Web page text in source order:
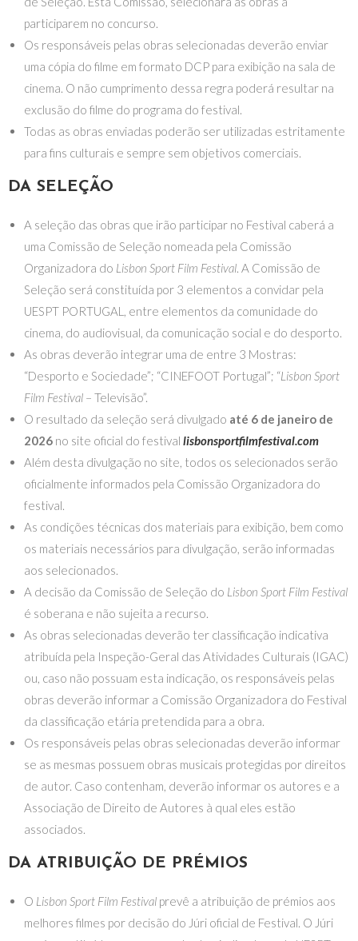
participarem no concurso.
Os responsáveis pelas obras selecionadas deverão enviar
uma cópia do filme em formato DCP para exibição na sala de
cinema. O não cumprimento dessa regra poderá resultar na
exclusão do filme do programa do festival.
Todas as obras enviadas poderão ser utilizadas estritamente
para fins culturais e sempre sem objetivos comerciais.
DA SELEÇÃO
A seleção das obras que irão participar no Festival caberá a
uma Comissão de Seleção nomeada pela Comissão
Organizadora do Lisbon Sport Film Festival. A Comissão de
Seleção será constituída por 3 elementos a convidar pela
UESPT PORTUGAL, entre elementos da comunidade do
cinema, do audiovisual, da comunicação social e do desporto.
As obras deverão integrar uma de entre 3 Mostras:
“Desporto e Sociedade”; “CINEFOOT Portugal”; “Lisbon Sport
Film Festival – Televisão”.
O resultado da seleção será divulgado até 6 de janeiro de
2026 no site oficial do festival lisbonsportfilmfestival.com
Além desta divulgação no site, todos os selecionados serão
oficialmente informados pela Comissão Organizadora do
festival.
As condições técnicas dos materiais para exibição, bem como
os materiais necessários para divulgação, serão informadas
aos selecionados.
A decisão da Comissão de Seleção do Lisbon Sport Film Festival
é soberana e não sujeita a recurso.
As obras selecionadas deverão ter classificação indicativa
atribuída pela Inspeção-Geral das Atividades Culturais (IGAC)
ou, caso não possuam esta indicação, os responsáveis pelas
obras deverão informar a Comissão Organizadora do Festival
da classificação etária pretendida para a obra.
Os responsáveis pelas obras selecionadas deverão informar
se as mesmas possuem obras musicais protegidas por direitos
de autor. Caso contenham, deverão informar os autores e a
Associação de Direito de Autores à qual eles estão
associados.
DA ATRIBUIÇÃO DE PRÉMIOS
O Lisbon Sport Film Festival prevê a atribuição de prémios aos
melhores filmes por decisão do Júri oficial de Festival. O Júri